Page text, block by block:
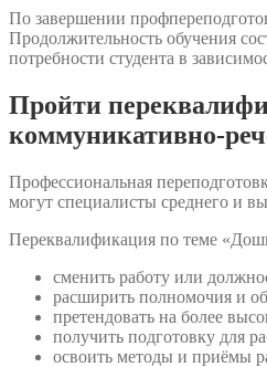
По завершении
Продолжительность обучения
потребности студента в
Пройти
коммуникативно-
Профессиональная
могут специалисты среднего и
Переквалификация по теме
сменить работу или
расширить полномочия и
претендовать на более
получить подготовку для
освоить методы и приёмы